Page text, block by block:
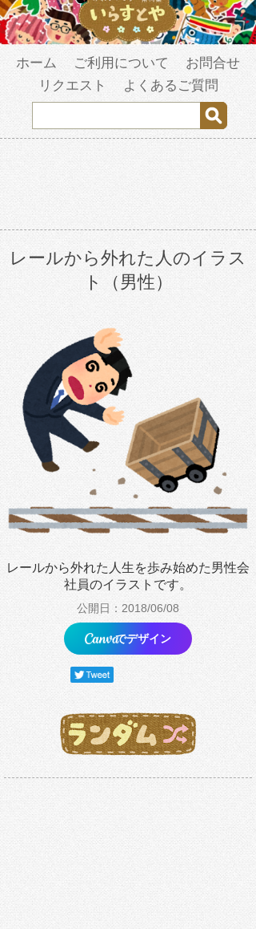
ホーム ご利用について
お問合せ
リクエスト
よくあるご質問
レールから外れた人のイラス
ト（男性）
レールから外れた人生を歩み始めた男性会
社員のイラストです。
公開日：2018/06/08
でデザイン